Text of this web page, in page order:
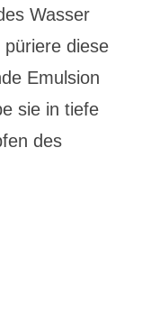
Wasser
diese
Emulsion
sie in tiefe
des